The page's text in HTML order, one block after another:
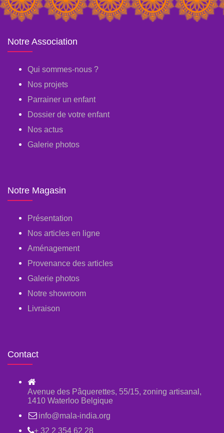
Notre Association
Qui sommes-nous ?
Nos projets
Parrainer un enfant
Dossier de votre enfant
Nos actus
Galerie photos
Notre Magasin
Présentation
Nos articles en ligne
Aménagement
Provenance des articles
Galerie photos
Notre showroom
Livraison
Contact
Avenue des Pâquerettes, 55/15, zoning artisanal,
1410 Waterloo Belgique
info@mala-india.org
+ 32 2 354 62 28